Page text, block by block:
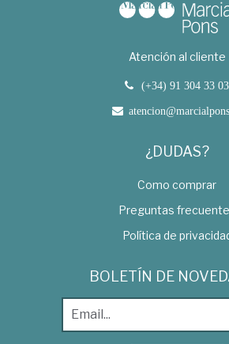
Atención al cliente
(+34) 91 304 33 03
¿DUDAS?
Como comprar
Preguntas
Política de
BOLETÍN DE